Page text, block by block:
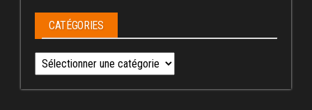
CATÉGORIES
Catégories